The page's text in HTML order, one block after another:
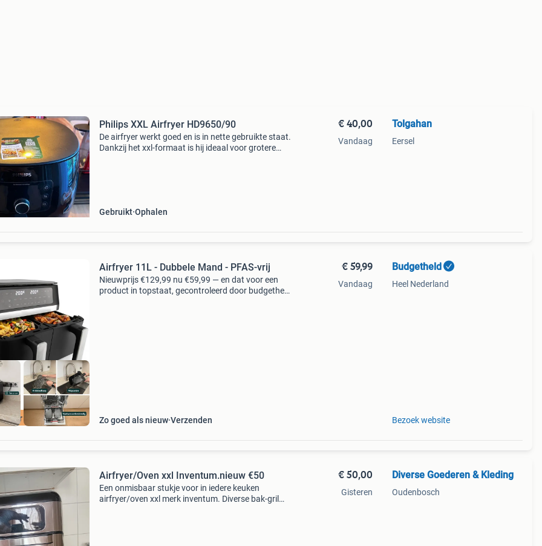
Philips XXL Airfryer HD9650/90
De airfryer werkt goed en is in nette gebruikte staat.
Dankzij het xxl-formaat is hij ideaal voor grotere
Gebruikt Ophalen
€ 40,00
Vandaag
Tolgahan
Eersel
70 euro
Airfryer 11L - Dubbele Mand - PFAS-vrij
Nieuwprijs €129,99 nu €59,99 — en dat voor een
product in topstaat, gecontroleerd door budgetheld
Zo goed als nieuw Verzenden
€ 59,99
Vandaag
Budgetheld
Heel Nederland
Bezoek website
Airfryer/Oven xxl Inventum.nieuw €50
Een onmisbaar stukje voor in iedere keuken
airfryer/oven xxl merk inventum. Diverse bak-gril
€ 50,00
Gisteren
Diverse Goederen & Kleding
Oudenbosch